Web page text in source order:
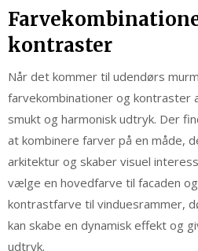
kontraster
Når det kommer til udendørs
farvekombinationer og kontraster
smukt og harmonisk udtryk. Der
at kombinere farver på en måde,
arkitektur og skaber visuel
vælge en hovedfarve til facaden
kontrastfarve til vinduesrammer,
kan skabe en dynamisk effekt og
udtryk.